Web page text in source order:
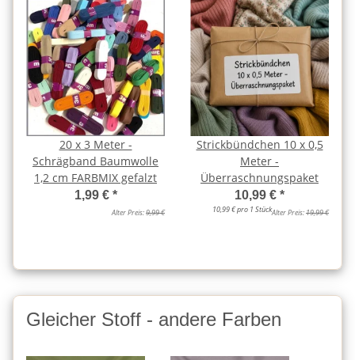
20 x 3 Meter -
Schrägband Baumwolle
1,2 cm FARBMIX gefalzt
1,99 € *
Alter Preis:9,99 €
Strickbündchen 10 x 0,5
Meter -
Überraschnungspaket
10,99 € *
10,99 € pro 1 StückAlter Preis:19,99 €
Gleicher Stoff - andere Farben